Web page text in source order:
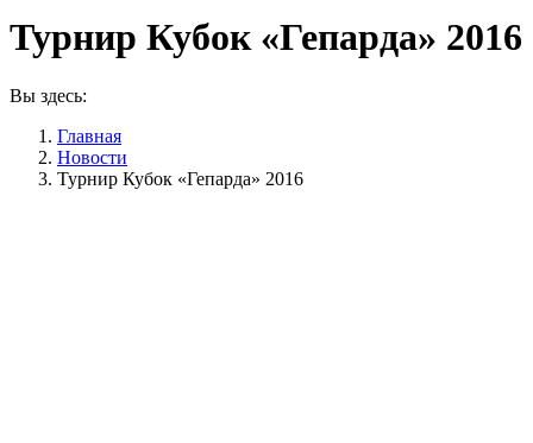
Турнир Кубок «Гепарда» 2016
Вы здесь:
Главная
Новости
Турнир Кубок «Гепарда» 2016